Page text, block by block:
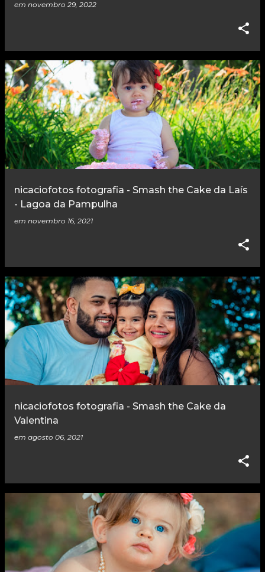
em novembro 29, 2022
nicaciofotos fotografia - Smash the Cake da Laís
- Lagoa da Pampulha
em novembro 16, 2021
nicaciofotos fotografia - Smash the Cake da
Valentina
em agosto 06, 2021